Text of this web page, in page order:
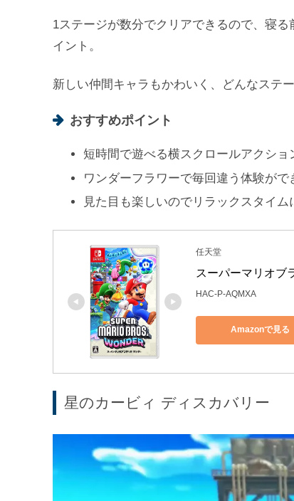
1ステージが数分でクリアできるので、寝
イント。
新しい仲間キャラもかわいく、どんなステ
おすすめポイント
短時間で遊べる横スクロールアクショ
ワンダーフラワーで毎回違う体験がで
見た目も楽しいのでリラックスタイム
任天堂
スーパーマリオブ
HAC-P-AQMXA
Amazonで見る
星のカービィ ディスカバリー